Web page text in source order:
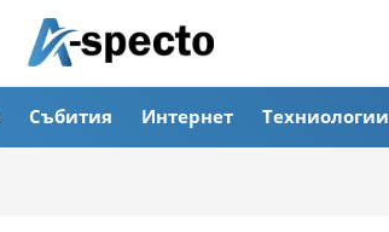
Събития Интернет Техниологии